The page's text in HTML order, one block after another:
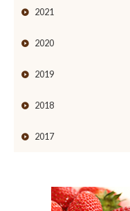
2021
2020
2019
2018
2017